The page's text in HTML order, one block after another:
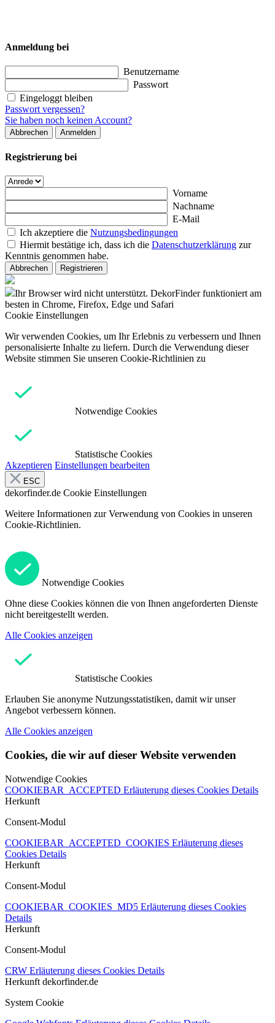
Anmeldung bei
Benutzername
Passwort
Eingeloggt bleiben
Passwort vergessen?
Sie haben noch keinen Account?
Abbrechen Anmelden
Registrierung bei
Vorname
Nachname
E-Mail
Ich akzeptiere die Nutzungsbedingungen
Hiermit bestätige ich, dass ich die Datenschutzerklärung zur
Kenntnis genommen habe.
Abbrechen Registrieren
Ihr Browser wird nicht unterstützt. DekorFinder funktioniert am
besten in Chrome, Firefox, Edge und Safari
Cookie Einstellungen
Wir verwenden Cookies, um Ihr Erlebnis zu verbessern und Ihnen
personalisierte Inhalte zu liefern. Durch die Verwendung dieser
Website stimmen Sie unseren Cookie-Richtlinien zu
Notwendige Cookies
Statistische Cookies
Akzeptieren Einstellungen bearbeiten
ESC
dekorfinder.de Cookie Einstellungen
Weitere Informationen zur Verwendung von Cookies in unseren
Cookie-Richtlinien.
Notwendige Cookies
Ohne diese Cookies können die von Ihnen angeforderten Dienste
nicht bereitgestellt werden.
Alle Cookies anzeigen
Statistische Cookies
Erlauben Sie anonyme Nutzungsstatistiken, damit wir unser
Angebot verbessern können.
Alle Cookies anzeigen
Cookies, die wir auf dieser Website verwenden
Notwendige Cookies
COOKIEBAR_ACCEPTED Erläuterung dieses Cookies Details
Herkunft
Consent-Modul
COOKIEBAR_ACCEPTED_COOKIES Erläuterung dieses
Cookies Details
Herkunft
Consent-Modul
COOKIEBAR_COOKIES_MD5 Erläuterung dieses Cookies
Details
Herkunft
Consent-Modul
CRW Erläuterung dieses Cookies Details
Herkunft dekorfinder.de
System Cookie